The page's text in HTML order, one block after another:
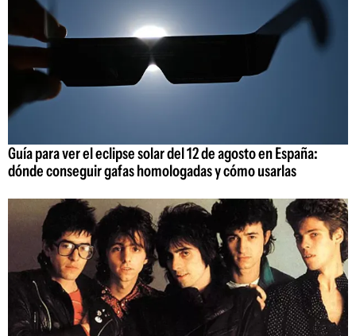
Guía para ver el eclipse solar del 12 de agosto en España:
dónde conseguir gafas homologadas y cómo usarlas